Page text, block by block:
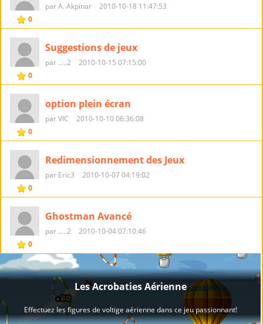
0
par A. Akpinar 2010-10-18 11:47:53
0
Suggestions de jeux
par .....2 2010-10-15 07:15:00
0
option plein écran
par VIC 2010-10-10 06:36:08
0
Redimensionnement des Jeux
par Eric3 2010-10-07 04:19:02
0
Ghostman Avancé
par .....2 2010-10-04 07:10:46